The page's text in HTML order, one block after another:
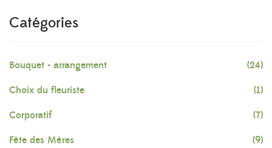
Catégories
Bouquet - arrangement (24)
Choix du fleuriste (1)
Corporatif (7)
Fête des Mères (9)